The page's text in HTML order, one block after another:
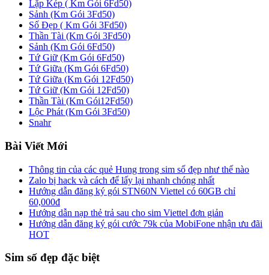
Lặp Kép ( Km Gói 6Fd50)
Sảnh (Km Gói 3Fd50)
Số Đẹp ( Km Gói 3Fd50)
Thần Tài (Km Gói 3Fd50)
Sảnh (Km Gói 6Fd50)
Tứ Giữ (Km Gói 6Fd50)
Tứ Giữa (Km Gói 6Fd50)
Tứ Giữa (Km Gói 12Fd50)
Tứ Giữ (Km Gói 12Fd50)
Thần Tài (Km Gói12Fd50)
Lộc Phát (Km Gói 3Fd50)
Snahr
Bài Viết Mới
Thông tin của các quẻ Hung trong sim số đẹp như thế nào
Zalo bị hack và cách để lấy lại nhanh chóng nhất
Hướng dẫn đăng ký gói STN60N Viettel có 60GB chỉ
60,000đ
Hướng dẫn nạp thẻ trả sau cho sim Viettel đơn giản
Hướng dẫn đăng ký gói cước 79k của MobiFone nhận ưu đãi
HOT
Sim số đẹp đặc biệt